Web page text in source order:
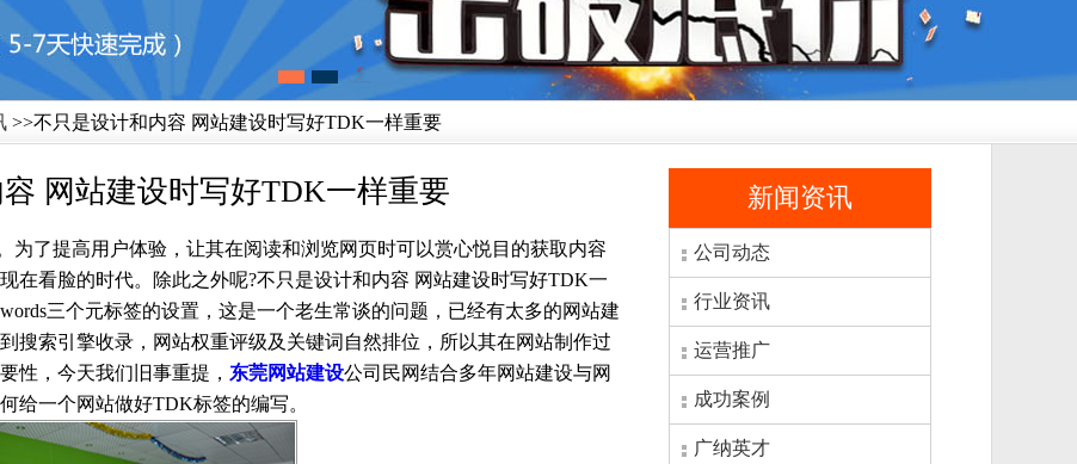
>>不只是设计和内容 网站建设时写好TDK一样重要
网站建设时写好TDK一样重要
为了提高用户体验，让其在阅读和浏览网页时可以赏心悦目的获取内容
在看脸的时代。除此之外呢?不只是设计和内容 网站建设时写好TDK一
三个元标签的设置，这是一个老生常谈的问题，已经有太多的网站建
搜索引擎收录，网站权重评级及关键词自然排位，所以其在网站制作过
性，今天我们旧事重提， 东莞网站建设公司民网结合多年网站建设与网
给一个网站做好TDK标签的编写。
新闻资讯
公司动态
行业资讯
运营推广
成功案例
广纳英才